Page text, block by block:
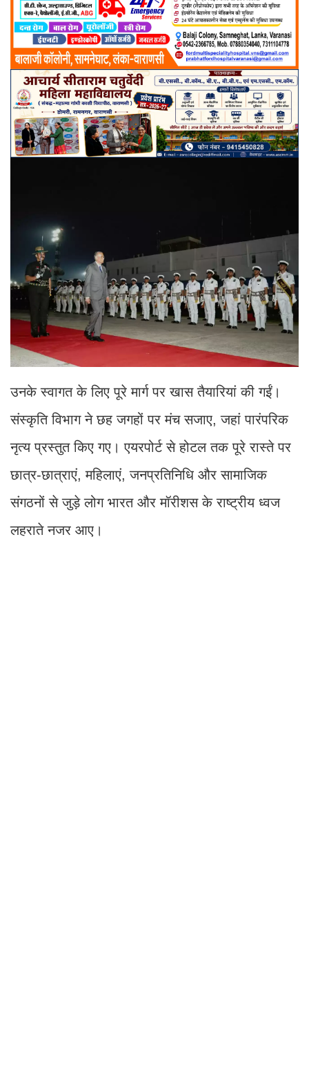
उनके स्वागत के लिए पूरे मार्ग पर खास तैयारियां की गईं।
संस्कृति विभाग ने छह जगहों पर मंच सजाए, जहां पारंपरिक
नृत्य प्रस्तुत किए गए। एयरपोर्ट से होटल तक पूरे रास्ते पर
छात्र-छात्राएं, महिलाएं, जनप्रतिनिधि और सामाजिक
संगठनों से जुड़े लोग भारत और मॉरीशस के राष्ट्रीय ध्वज
लहराते नजर आए।